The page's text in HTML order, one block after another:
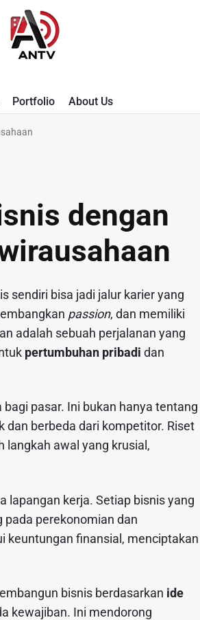
A
N
T
Portfolio About Us
dengan
sendiri bisa jadi jalur karier yang
passion, dan memiliki
adalah sebuah perjalanan yang
pertumbuhan pribadi dan
pasar. Ini bukan hanya tentang
berbeda dari kompetitor. Riset
langkah awal yang krusial,
lapangan kerja. Setiap bisnis yang
perekonomian dan
keuntungan finansial, menciptakan
bisnis berdasarkan ide
kewajiban. Ini mendorong